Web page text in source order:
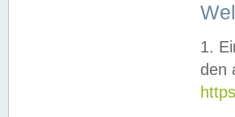
1.
den